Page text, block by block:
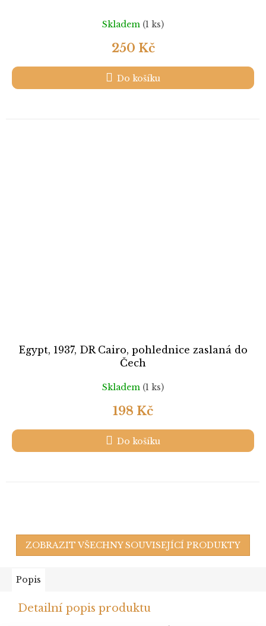
Skladem (1 ks)
250 Kč
Do košíku
Egypt, 1937, DR Cairo, pohlednice zaslaná do
Čech
Skladem (1 ks)
198 Kč
Do košíku
ZOBRAZIT VŠECHNY SOUVISEJÍCÍ PRODUKTY
Popis
Detailní popis produktu